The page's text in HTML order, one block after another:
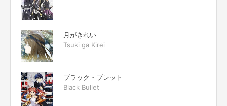
月がきれい
Tsuki ga Kirei
ブラック・ブレット
Black Bullet